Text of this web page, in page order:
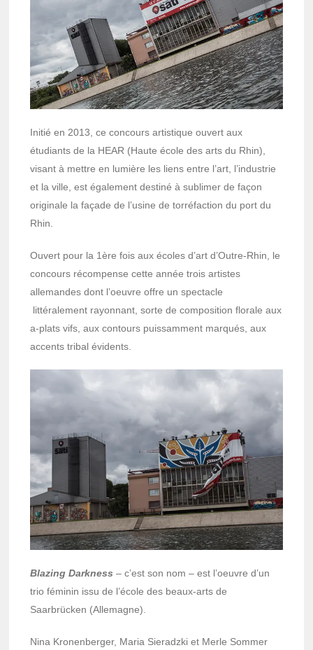
Initié en 2013, ce concours artistique ouvert aux
étudiants de la HEAR (Haute école des arts du Rhin),
visant à mettre en lumière les liens entre l’art, l’industrie
et la ville, est également destiné à sublimer de façon
originale la façade de l’usine de torréfaction du port du
Rhin.
Ouvert pour la 1ère fois aux écoles d’art d’Outre-Rhin, le
concours récompense cette année trois artistes
allemandes dont l’oeuvre offre un spectacle
littéralement rayonnant, sorte de composition florale aux
a-plats vifs, aux contours puissamment marqués, aux
accents tribal évidents.
Blazing Darkness – c’est son nom – est l’oeuvre d’un
trio féminin issu de l’école des beaux-arts de
Saarbrücken (Allemagne).
Nina Kronenberger, Maria Sieradzki et Merle Sommer